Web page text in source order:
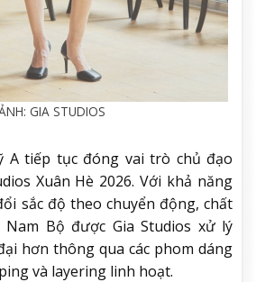
GIA STUDIOS
A tiếp tục đóng vai trò chủ đạo
Xuân Hè 2026. Với khả năng
sắc độ theo chuyển động, chất
Bộ được Gia Studios xử lý
hơn thông qua các phom dáng
và layering linh hoạt.